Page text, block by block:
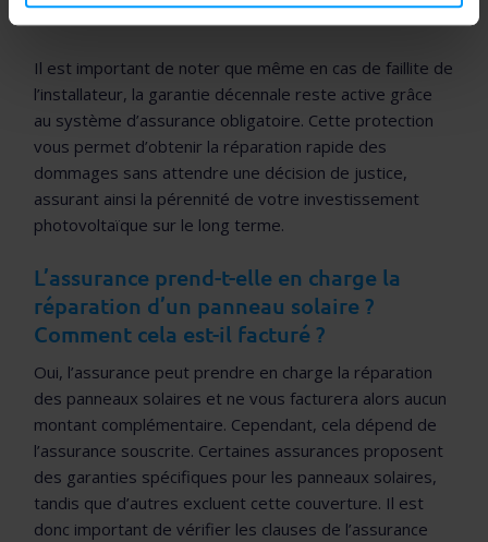
significative
Il est important de noter que même en cas de faillite de
l’installateur, la garantie décennale reste active grâce
au système d’assurance obligatoire. Cette protection
vous permet d’obtenir la réparation rapide des
dommages sans attendre une décision de justice,
assurant ainsi la pérennité de votre investissement
photovoltaïque sur le long terme.
L’assurance prend-t-elle en charge la
réparation d’un panneau solaire ?
Comment cela est-il facturé ?
Oui, l’assurance peut prendre en charge la réparation
des panneaux solaires et ne vous facturera alors aucun
montant complémentaire. Cependant, cela dépend de
l’assurance souscrite. Certaines assurances proposent
des garanties spécifiques pour les panneaux solaires,
tandis que d’autres excluent cette couverture. Il est
donc important de vérifier les clauses de l’assurance